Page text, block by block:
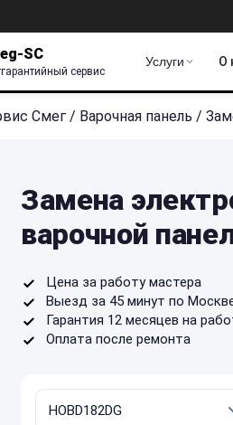
SC
сервис
Услуги О
Смег / Варочная панель /
Замена
варочной
Цена за работу мастера
Выезд за 45 минут по
Гарантия 12 месяцев на
Оплата после ремонта